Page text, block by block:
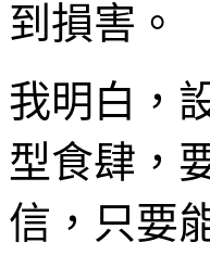
到損害。
我明白，
型食肆，
信，只要